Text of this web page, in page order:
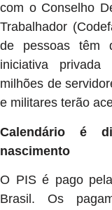
com o Conselho
Trabalhador
de pessoas têm
iniciativa
milhões de
e militares terão
Calendário é
nascimento
O PIS é pago
Brasil. Os